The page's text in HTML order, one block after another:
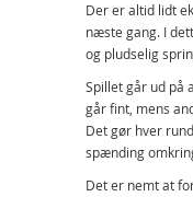
Der er altid lidt
næste gang. I
og pludselig
Spillet går ud på
går fint, mens
Det gør hver
spænding
Det er nemt at